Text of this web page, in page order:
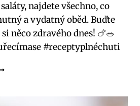
najdete všechno, co
a vydatný oběd. Buďte
něco zdravého dnes! 🍗🥗
#receptyplnéchuti